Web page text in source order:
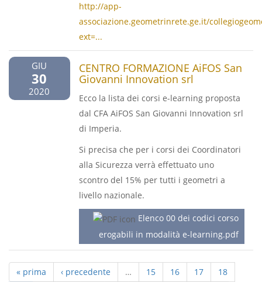
http://app-
associazione.geometrinrete.ge.it/
ext=...
GIU
30
2020
CENTRO FORMAZIONE AiFOS San
Giovanni Innovation srl
Ecco la lista dei corsi e-learning proposta
dal CFA AiFOS San Giovanni Innovation srl
di Imperia.
Si precisa che per i corsi dei Coordinatori
alla Sicurezza verrà effettuato uno
scontro del 15% per tutti i geometri a
livello nazionale.
Elenco 00 dei codici corso
erogabili in modalità e-learning.pdf
« prima ‹ precedente … 15 16 17
18